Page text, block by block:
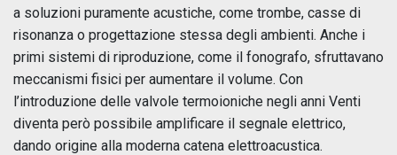
a soluzioni puramente acustiche, come trombe, casse di
risonanza o progettazione stessa degli ambienti. Anche i
primi sistemi di riproduzione, come il fonografo, sfruttavano
meccanismi fisici per aumentare il volume. Con
l’introduzione delle valvole termoioniche negli anni Venti
diventa però possibile amplificare il segnale elettrico,
dando origine alla moderna catena elettroacustica.